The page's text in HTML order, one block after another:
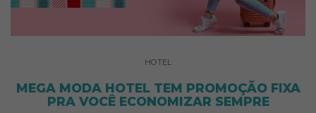
HOTEL
MEGA MODA HOTEL TEM PROMOÇÃO FIXA
PRA VOCÊ ECONOMIZAR SEMPRE